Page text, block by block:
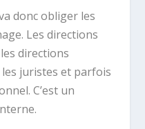
donc obliger les
Les directions
directions
juristes et parfois
C’est un